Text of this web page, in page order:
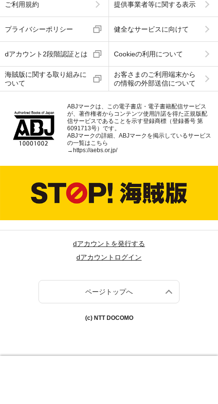
ご利用規約 提供事業者等に関する表示
プライバシーポリシー 健全なサービスに向けて
dアカウント2段階認証とは Cookieの利用について
海賊版に関する取り組みに
ついて
お客さまのご利用端末から
の情報の外部送信について
ABJマークは、この電子書店・電子書籍配信サービス
が、著作権者からコンテンツ使用許諾を得た正規版配
信サービスであることを示す登録商標（登録番号 第
6091713号）です。
ABJマークの詳細、ABJマークを掲示しているサービス
の一覧はこちら
→ https://aebs.or.jp/
dアカウントを発行する
dアカウントログイン
ページトップへ
(c) NTT DOCOMO